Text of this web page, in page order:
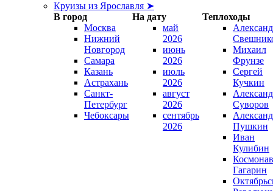
Круизы из Ярославля ➤
В город
На дату
Теплоходы
Москва
Нижний
Новгород
Самара
Казань
Астрахань
Санкт-
Петербург
Чебоксары
май
2026
июнь
2026
июль
2026
август
2026
сентябрь
2026
Михаил
Фрунзе
Сергей
Кучкин
Суворов
Пушкин
Иван
Кулибин
Гагарин